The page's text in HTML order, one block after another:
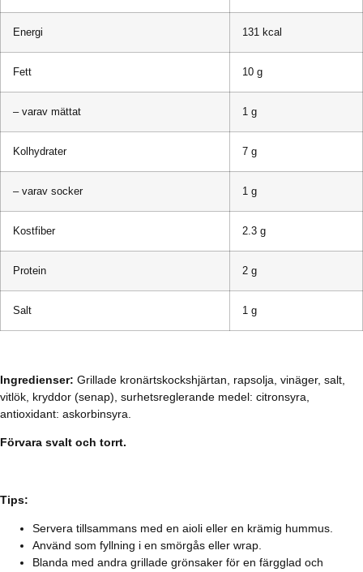
Energi 131 kcal
Fett 10 g
– varav mättat 1 g
Kolhydrater 7 g
– varav socker 1 g
Kostfiber 2.3 g
Protein 2 g
Salt 1 g
Ingredienser: Grillade kronärtskockshjärtan, rapsolja, vinäger, salt,
vitlök, kryddor (senap), surhetsreglerande medel: citronsyra,
antioxidant: askorbinsyra.
Förvara svalt och torrt.
Tips:
Servera tillsammans med en aioli eller en krämig hummus.
Använd som fyllning i en smörgås eller wrap.
Blanda med andra grillade grönsaker för en färgglad och